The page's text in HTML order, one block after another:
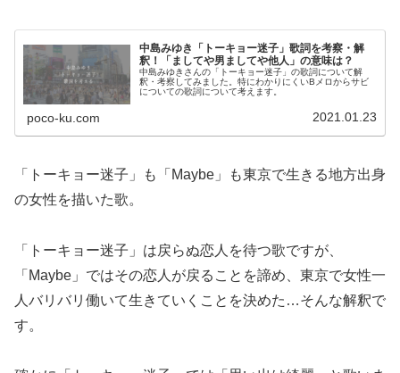
中島みゆき「トーキョー迷子」歌詞を考察・解
釈！「ましてや男ましてや他人」の意味は？
中島みゆきさんの「トーキョー迷子」の歌詞について解
釈・考察してみました。特にわかりにくいBメロからサビ
についての歌詞について考えます。
poco-ku.com 2021.01.23
「トーキョー迷子」も「Maybe」も東京で生きる地方出身
の女性を描いた歌。
「トーキョー迷子」は戻らぬ恋人を待つ歌ですが、
「Maybe」ではその恋人が戻ることを諦め、東京で女性一
人バリバリ働いて生きていくことを決めた…そんな解釈で
す。